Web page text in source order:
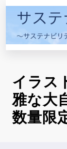
コ
ン
イラス
雅な大
数量限